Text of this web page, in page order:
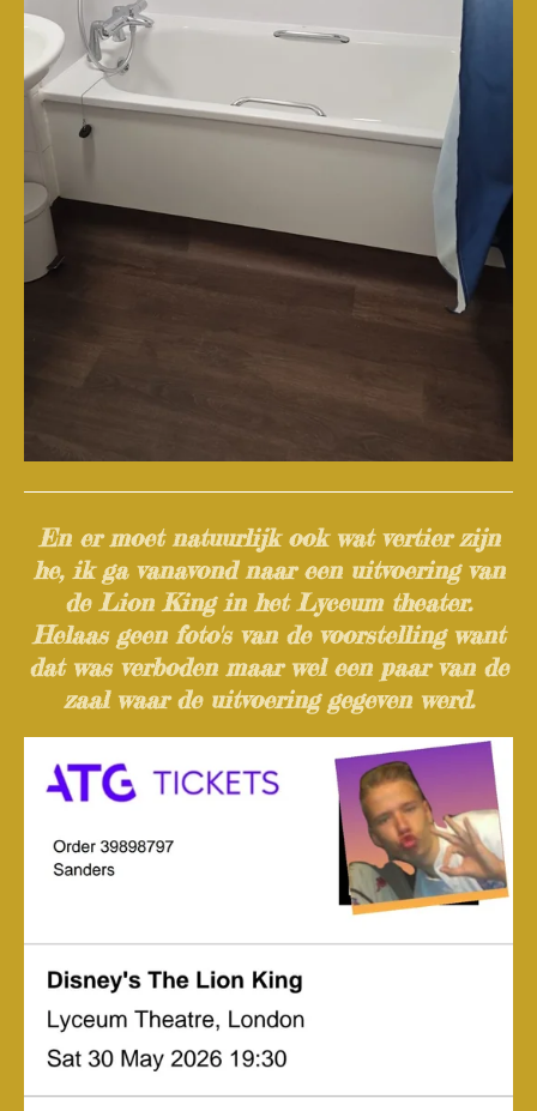
En er moet natuurlijk ook wat vertier zijn
he, ik ga vanavond naar een uitvoering van
de Lion King in het Lyceum theater.
Helaas geen foto's van de voorstelling want
dat was verboden maar wel een paar van de
zaal waar de uitvoering gegeven werd.